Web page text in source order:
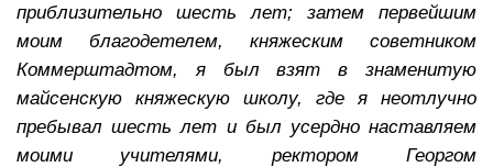
приблизительно шесть лет; затем первейшим
моим благодетелем, княжеским советником
Коммерштадтом, я был взят в знаменитую
майсенскую княжескую школу, где я неотлучно
пребывал шесть лет и был усердно наставляем
моими учителями, ректором Георгом